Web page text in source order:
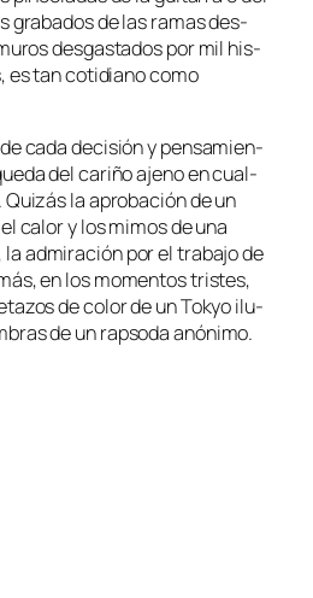
gra­ba­dos de las ra­mas des­
des­gas­ta­dos por mil his­
es tan co­ti­diano co­mo
ca­da de­ci­sión y pen­sa­mien­
del ca­ri­ño ajeno en cual­
la apro­ba­ción de un
ca­lor y los mi­mos de una
ad­mi­ra­ción por el tra­ba­jo de
en los mo­men­tos tris­tes,
de co­lor de un Tokyo ilu­
de un rap­so­da anónimo.